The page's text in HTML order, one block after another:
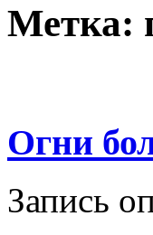
Метка:
Огни
Запись